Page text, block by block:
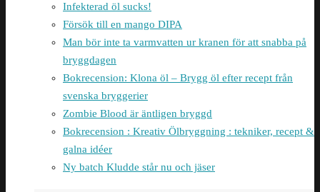
Infekterad öl sucks!
Försök till en mango DIPA
Man bör inte ta varmvatten ur kranen för att snabba på
bryggdagen
Bokrecension: Klona öl – Brygg öl efter recept från
svenska bryggerier
Zombie Blood är äntligen bryggd
Bokrecension : Kreativ Ölbryggning : tekniker, recept &
galna idéer
Ny batch Kludde står nu och jäser